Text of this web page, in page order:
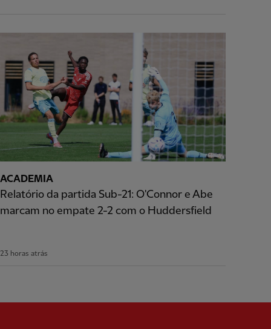
ACADEMIA
Relatório da partida Sub-21: O'Connor e Abe
marcam no empate 2-2 com o Huddersfield
23 horas atrás